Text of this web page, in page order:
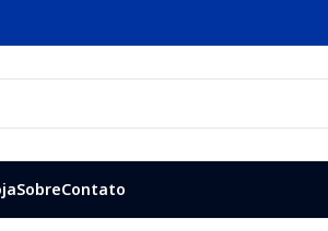
SobreContato